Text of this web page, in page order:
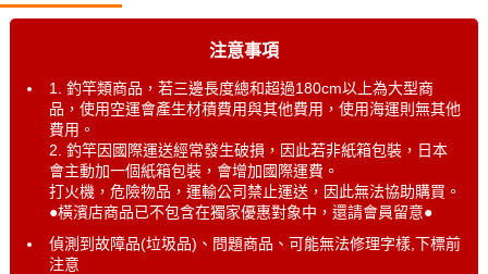
注意事項
1. 釣竿類商品，若三邊長度總和超過180cm以上為大型商
品，使用空運會產生材積費用與其他費用，使用海運則無其他
費用。
2. 釣竿因國際運送經常發生破損，因此若非紙箱包裝，日本
會主動加一個紙箱包裝，會增加國際運費。
打火機，危險物品，運輸公司禁止運送，因此無法協助購買。
●橫濱店商品已不包含在獨家優惠對象中，還請會員留意●
偵測到故障品(垃圾品)、問題商品、可能無法修理字樣,下標前
注意